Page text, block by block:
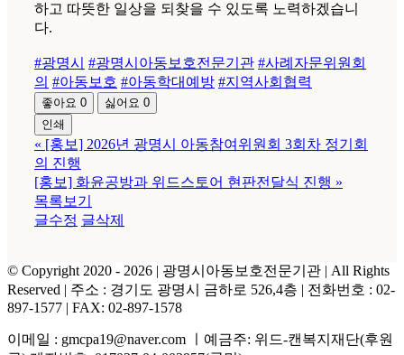
하고 따뜻한 일상을 되찾을 수 있도록 노력하겠습니
다.
#광명시 #광명시아동보호전문기관 #사례자문위원회
의 #아동보호 #아동학대예방 #지역사회협력
좋아요 0 싫어요 0
인쇄
« [홍보] 2026년 광명시 아동참여위원회 3회차 정기회
의 진행
[홍보] 화윤공방과 위드스토어 현판전달식 진행 »
목록보기
글수정 글삭제
© Copyright 2020 - 2026 | 광명시아동보호전문기관 | All Rights
Reserved | 주소 : 경기도 광명시 금하로 526,4층 | 전화번호 : 02-
897-1577 | FAX: 02-897-1578
이메일 : gmcpa19@naver.com ㅣ예금주: 위드-캔복지재단(후원